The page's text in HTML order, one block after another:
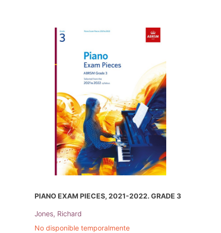
PIANO EXAM PIECES, 2021-2022. GRADE 3
Jones, Richard
No disponible temporalmente